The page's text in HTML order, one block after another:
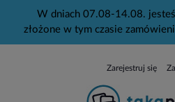
W dniach 07.08-14.08.
złożone w tym czasie
Zarejestruj się